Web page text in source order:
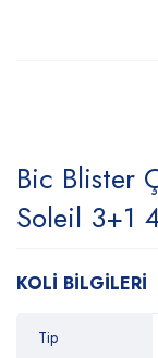
Bic Blister
Soleil 3+1
KOLİ BİLGİLERİ
Tip